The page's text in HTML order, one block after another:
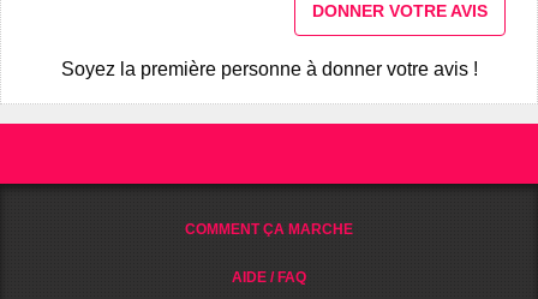
DONNER VOTRE AVIS
Soyez la première personne à donner votre avis !
COMMENT ÇA MARCHE
AIDE / FAQ